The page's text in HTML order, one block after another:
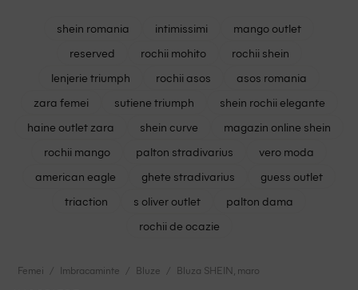
shein romania intimissimi
mango outlet
reserved
rochii mohito
rochii shein
lenjerie triumph
rochii asos
asos romania
zara femei
sutiene triumph
shein rochii elegante
haine outlet zara
shein curve
magazin online shein
rochii mango
palton stradivarius
vero moda
american eagle
ghete stradivarius
guess outlet
triaction
s oliver outlet
palton dama
rochii de ocazie
Femei Imbracaminte Bluze Bluza SHEIN, maro